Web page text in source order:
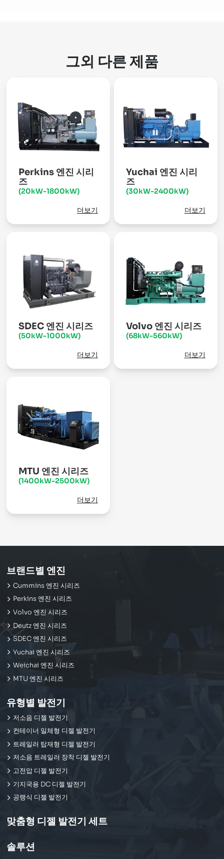
그외 다른 제품
Perkins 엔진 시리
즈
(20kW-1800kW)
더보기
Yuchai 엔진 시리
즈
(30kW-2400kW)
더보기
SDEC 엔진 시리즈
(50kW-1000kW)
더보기
Volvo 엔진 시리즈
(68kW-560kW)
더보기
MTU 엔진 시리즈
(1400kW-2500kW)
더보기
브랜드별 엔진
Cummins 엔진 시리즈
Perkins 엔진 시리즈
Volvo 엔진 시리즈
Deutz 엔진 시리즈
SDEC 엔진 시리즈
Yuchai 엔진 시리즈
Weichai 엔진 시리즈
MTU 엔진 시리즈
유형별 발전기
저소음 디젤 발전기
컨테이너 일체형 디젤 발전기
트레일러 탑재형 디젤 발전기
저소음 트레일러 장착 디젤 발전기
고전압 디젤 발전기
기지국용 DC 디젤 발전기
공랭식 디젤 발전기
맞춤형 디젤 발전기 세트
솔루션